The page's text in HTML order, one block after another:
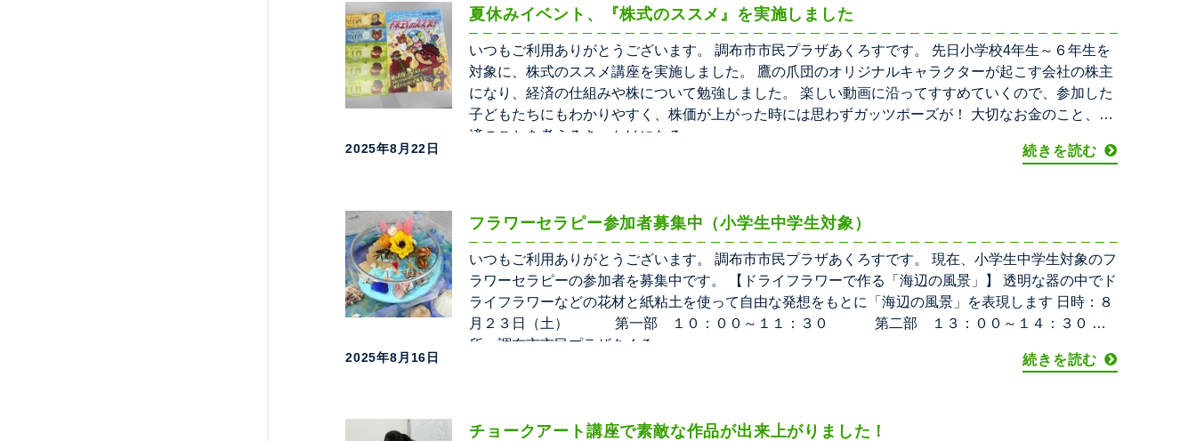
夏休みイベント、『株式のススメ』を実施しました
いつもご利用ありがとうございます。 調布市市民プラザあくろすです。 先日小学校4年生～６年生を
対象に、株式のススメ講座を実施しました。 鷹の爪団のオリジナルキャラクターが起こす会社の株主
になり、経済の仕組みや株について勉強しました。 楽しい動画に沿ってすすめていくので、参加した
子どもたちにもわかりやすく、株価が上がった時には思わずガッツポーズが！ 大切なお金のこと、経
済のことを考えるきっかけになる
2025年8月22日 続きを読む
フラワーセラピー参加者募集中（小学生中学生対象）
いつもご利用ありがとうございます。 調布市市民プラザあくろすです。 現在、小学生中学生対象のフ
ラワーセラピーの参加者を募集中です。 【ドライフラワーで作る「海辺の風景」】 透明な器の中でド
ライフラワーなどの花材と紙粘土を使って自由な発想をもとに「海辺の風景」を表現します 日時：８
月２３日（土） 第一部 １０：００～１１：３０ 第二部 １３：００～１４：３０ 場
所：調布市市民プラザあくろ
2025年8月16日 続きを読む
チョークアート講座で素敵な作品が出来上がりました！